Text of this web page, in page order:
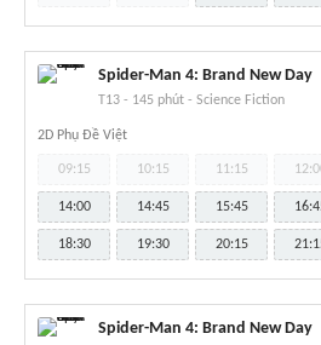
Spider-Man 4: Brand New Day
T13 - 145 phút - Science Fiction
2D Phụ Đề Việt
09:15 10:15 11:15
14:00 14:45 15:45
18:30 19:30 20:15
Spider-Man 4: Brand New Day